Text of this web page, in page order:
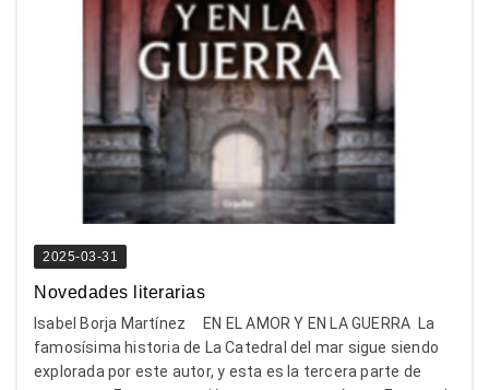
2025-03-31
Novedades literarias
Isabel Borja Martínez EN EL AMOR Y EN LA GUERRA La
famosísima historia de La Catedral del mar sigue siendo
explorada por este autor, y esta es la tercera parte de